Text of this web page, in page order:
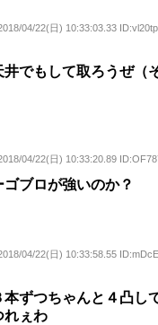
04/22(日) 10:33:03.33
井でもして取ろうぜ（
04/22(日) 10:33:20.89
ブロが強いのか？
04/22(日) 10:33:58.55
ずつちゃんと４凸し
ぇわ